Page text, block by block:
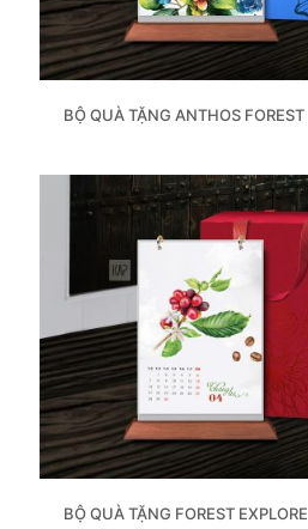
BỘ QUÀ TẶNG ANTHOS FOREST
BỘ QUÀ TẶNG FOREST EXPLORE